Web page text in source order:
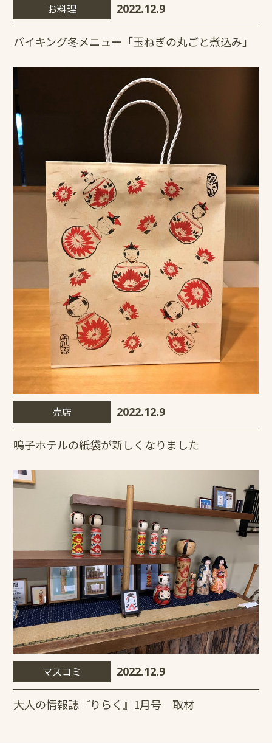
お料理 2022.12.9
バイキング冬メニュー「玉ねぎの丸ごと煮込み」
売店 2022.12.9
鳴子ホテルの紙袋が新しくなりました
マスコミ 2022.12.9
大人の情報誌『りらく』1月号 取材